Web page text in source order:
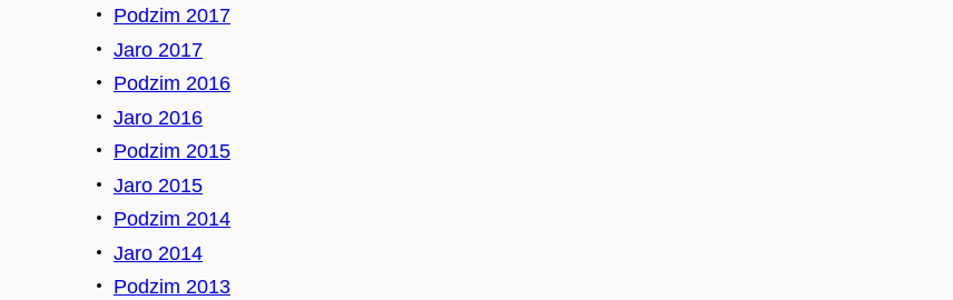
Podzim 2017
Jaro 2017
Podzim 2016
Jaro 2016
Podzim 2015
Jaro 2015
Podzim 2014
Jaro 2014
Podzim 2013